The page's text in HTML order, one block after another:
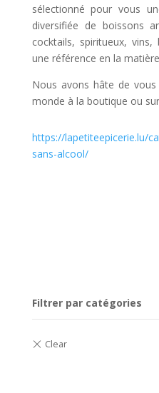
sélectionné pour vous
diversifiée de boissons
cocktails, spiritueux,
une référence en la
Nous avons hâte de
monde à la boutique ou
https://lapetiteepicerie.lu/
sans-alcool/
Filtrer par catégories